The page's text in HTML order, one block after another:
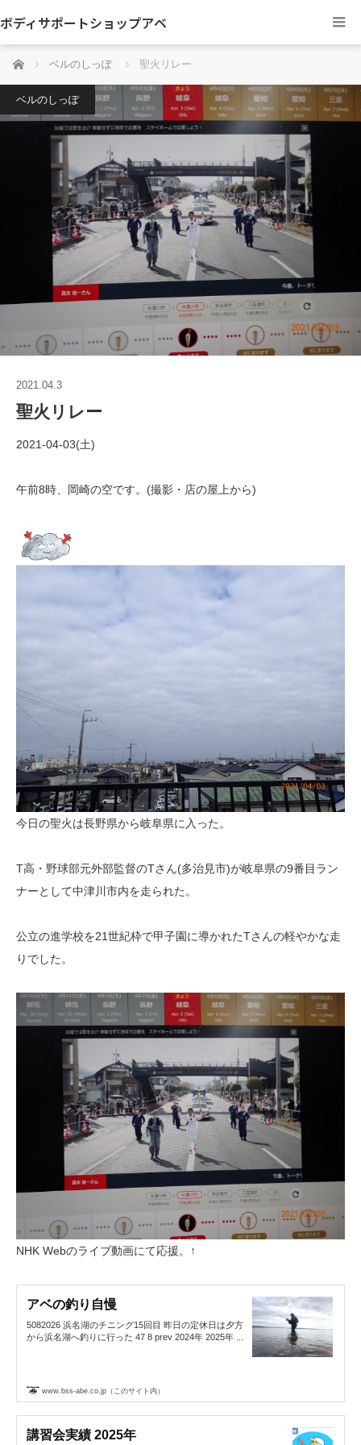
ボディサポートショップアベ
ホーム ベルのしっぽ 聖火リレー
ベルのしっぽ
2021.04.3
聖火リレー
2021-04-03(土)
午前8時、岡崎の空です。(撮影・店の屋上から)
今日の聖火は長野県から岐阜県に入った。
T高・野球部元外部監督のTさん(多治見市)が岐阜県の9番目ラン
ナーとして中津川市内を走られた。
公立の進学校を21世紀枠で甲子園に導かれたTさんの軽やかな走
りでした。
NHK Webのライブ動画にて応援。↑
アベの釣り自慢
5082026 浜名湖のチニング15回目 昨日の定休日は夕方
から浜名湖へ釣りに行った 47 8 prev 2024年 2025年 ...
www.bss-abe.co.jp（このサイト内）
講習会実績 2025年